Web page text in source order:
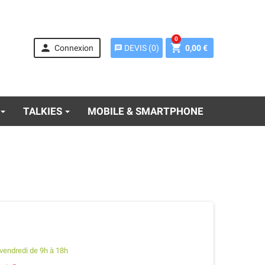
 Connexion message DEVIS (0)  0,00 €
0
TALKIES MOBILE & SMARTPHONE
Mitel 712dt - set
de 9h à 18h